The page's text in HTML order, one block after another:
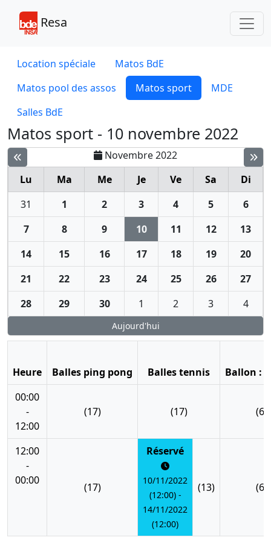
Resa
Location spéciale
Matos BdE
Matos pool des assos
Matos sport
MDE
Salles BdE
Matos sport - 10 novembre 2022
Novembre 2022
Lu
Ma Me Je Ve Sa
Di
31
1 2 3 4 5
6
7
8 9 10 11 12
13
14
15 16 17 18 19
20
21
22 23 24 25 26
27
28
29 30 1 2 3 4
Aujourd'hui
Heure Balles ping pong Balles tennis
Ballon :
00:00
-
12:00
(17) (17) (6)
12:00
-
00:00
(17)
Réservé
10/11/2022
(12:00) -
14/11/2022
(12:00)
(13) (6)